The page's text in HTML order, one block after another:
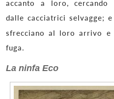
accanto a loro, cercando
dalle cacciatrici selvagge;
sfrecciano al loro arrivo e
fuga.
La ninfa Eco